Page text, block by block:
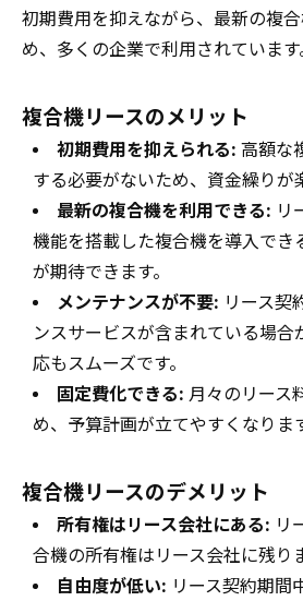
初期費用を抑えながら、最新の複
め、多くの企業で利用されています
複合機リースのメリット
初期費用を抑えられる: 高額な
する必要がないため、資金繰りが
最新の複合機を利用できる: リ
機能を搭載した複合機を導入でき
が期待できます。
メンテナンスが不要: リース契
ンスサービスが含まれている場合
応もスムーズです。
固定費化できる: 月々のリース
め、予算計画が立てやすくなりま
複合機リースのデメリット
所有権はリース会社にある: リ
合機の所有権はリース会社に残り
自由度が低い: リース契約期間